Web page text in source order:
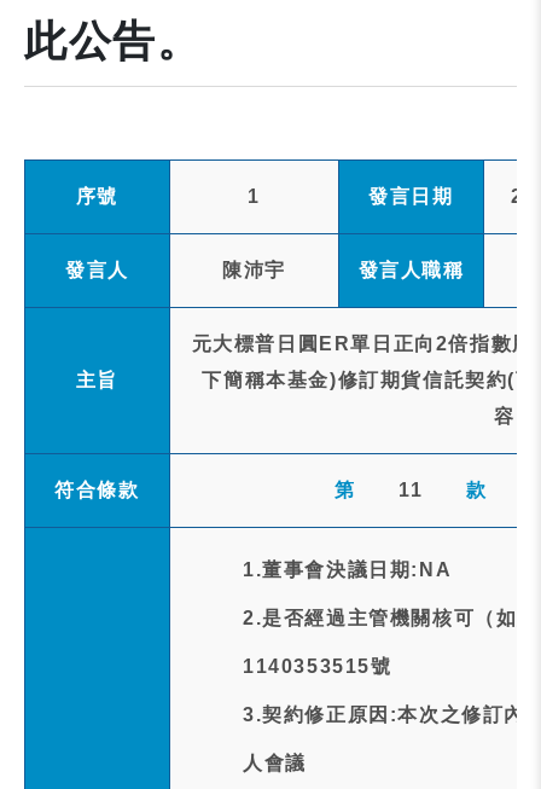
此公告。
序號 1 發言日期
發言人 陳沛宇 發言人職稱
主旨
元大標普日圓ER單日正向2倍指數
下簡稱本基金)修訂期貨信託契約(
容，
符合條款 第 11 款
1.董事會決議日期:NA
2.是否經過主管機關核可（如
1140353515號
3.契約修正原因:本次之修訂內
人會議